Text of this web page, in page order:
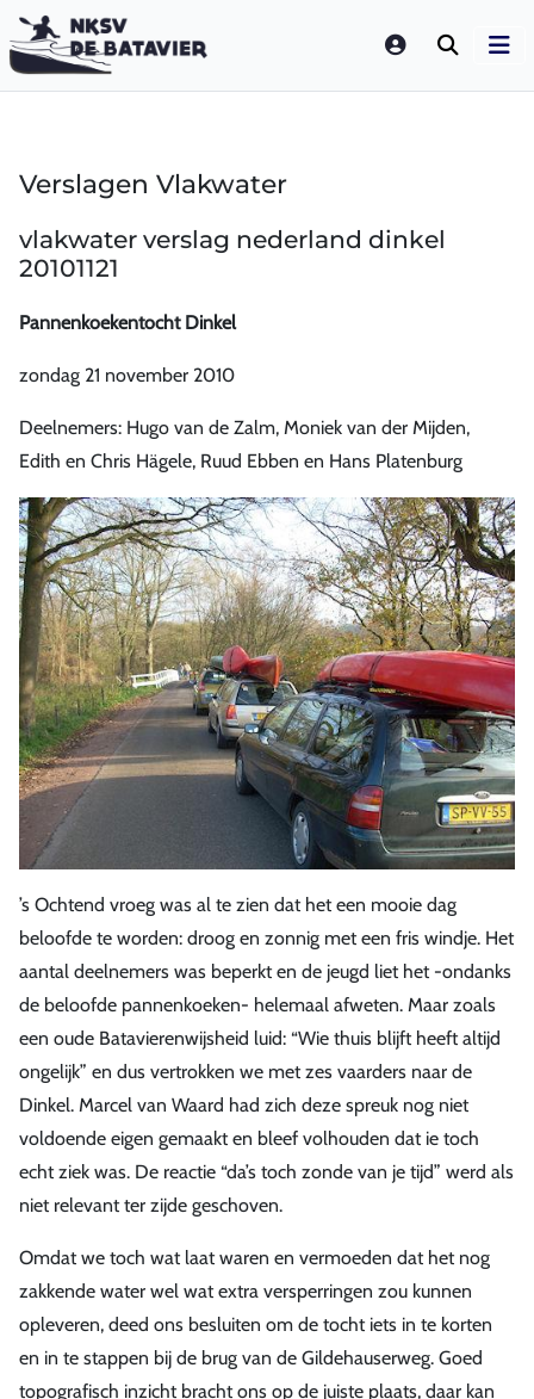
LOGIN
Verslagen Vlakwater
vlakwater verslag nederland dinkel
20101121
Pannenkoekentocht Dinkel
zondag 21 november 2010
Deelnemers: Hugo van de Zalm, Moniek van der Mijden,
Edith en Chris Hägele, Ruud Ebben en Hans Platenburg
’s Ochtend vroeg was al te zien dat het een mooie dag
beloofde te worden: droog en zonnig met een fris windje. Het
aantal deelnemers was beperkt en de jeugd liet het -ondanks
de beloofde pannenkoeken- helemaal afweten. Maar zoals
een oude Batavierenwijsheid luid: “Wie thuis blijft heeft altijd
ongelijk” en dus vertrokken we met zes vaarders naar de
Dinkel. Marcel van Waard had zich deze spreuk nog niet
voldoende eigen gemaakt en bleef volhouden dat ie toch
echt ziek was. De reactie “da’s toch zonde van je tijd” werd als
niet relevant ter zijde geschoven.
Omdat we toch wat laat waren en vermoeden dat het nog
zakkende water wel wat extra versperringen zou kunnen
opleveren, deed ons besluiten om de tocht iets in te korten
en in te stappen bij de brug van de Gildehauserweg. Goed
topografisch inzicht bracht ons op de juiste plaats, daar kan